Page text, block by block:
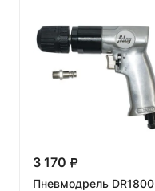
3 170
Пневмодрель DR1800